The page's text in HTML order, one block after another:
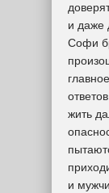
и даже
Софи
жить
и